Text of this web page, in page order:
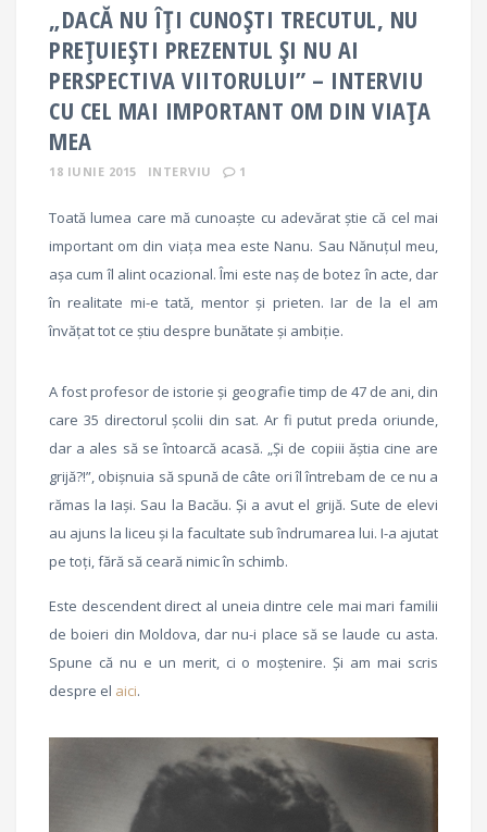
„DACĂ NU ÎȚI CUNOȘTI TRECUTUL, NU
PREȚUIEȘTI PREZENTUL ȘI NU AI
PERSPECTIVA VIITORULUI” – INTERVIU
CU CEL MAI IMPORTANT OM DIN VIAȚA
MEA
18 IUNIE 2015 INTERVIU 1
Toată lumea care mă cunoaște cu adevărat știe că cel mai
important om din viața mea este Nanu. Sau Nănuțul meu,
așa cum îl alint ocazional. Îmi este naș de botez în acte, dar
în realitate mi-e tată, mentor și prieten. Iar de la el am
învățat tot ce știu despre bunătate și ambiție.
A fost profesor de istorie și geografie timp de 47 de ani, din
care 35 directorul școlii din sat. Ar fi putut preda oriunde,
dar a ales să se întoarcă acasă. „Și de copiii ăștia cine are
grijă?!”, obișnuia să spună de câte ori îl întrebam de ce nu a
rămas la Iași. Sau la Bacău. Și a avut el grijă. Sute de elevi
au ajuns la liceu și la facultate sub îndrumarea lui. I-a ajutat
pe toți, fără să ceară nimic în schimb.
Este descendent direct al uneia dintre cele mai mari familii
de boieri din Moldova, dar nu-i place să se laude cu asta.
Spune că nu e un merit, ci o moștenire. Și am mai scris
despre el aici.